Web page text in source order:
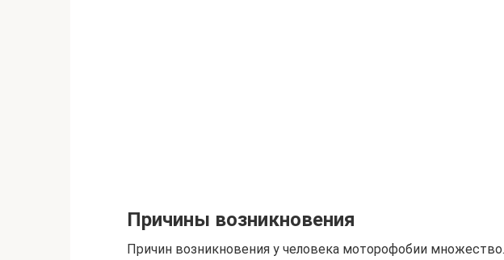
Причины возникновения
Причин возникновения у человека моторофобии